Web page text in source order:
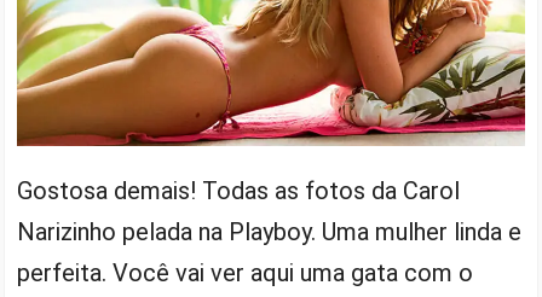
Gostosa demais! Todas as fotos da Carol
Narizinho pelada na Playboy. Uma mulher linda e
perfeita. Você vai ver aqui uma gata com o